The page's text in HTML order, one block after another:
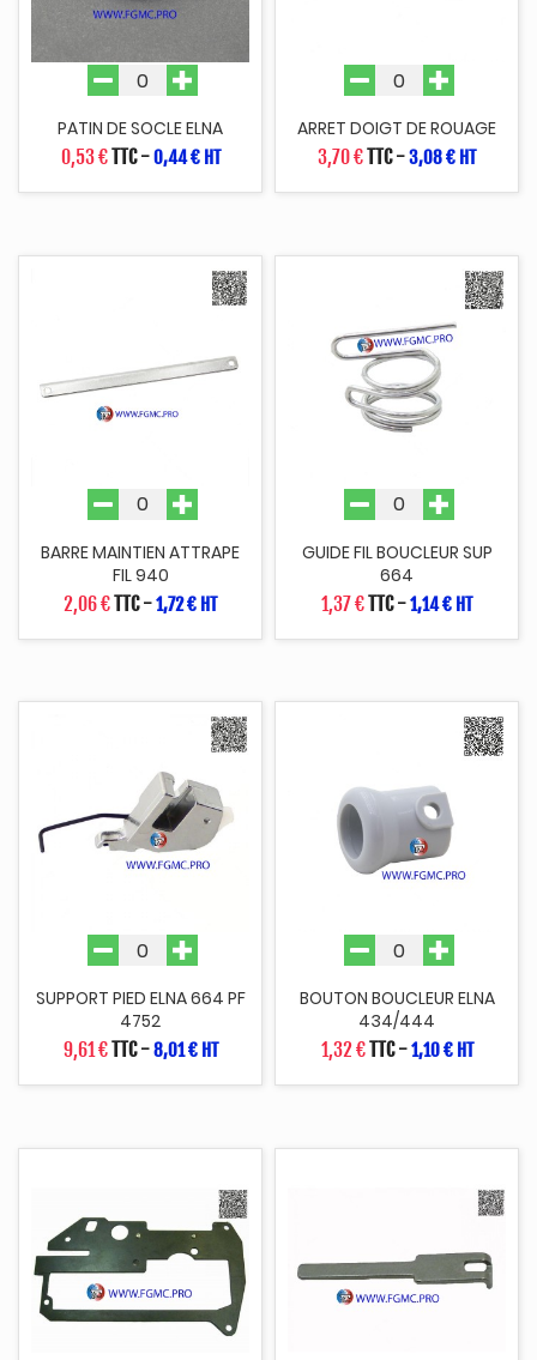
PATIN DE SOCLE ELNA
0,53 €TTC-0,44 € HT
ARRET DOIGT DE ROUAGE
3,70 €TTC-3,08 € HT
BARRE MAINTIEN ATTRAPE
FIL 940
2,06 €TTC-1,72 € HT
GUIDE FIL BOUCLEUR SUP
664
1,37 €TTC-1,14 € HT
SUPPORT PIED ELNA 664 PF
4752
9,61 €TTC-8,01 € HT
BOUTON BOUCLEUR ELNA
434/444
1,32 €TTC-1,10 € HT